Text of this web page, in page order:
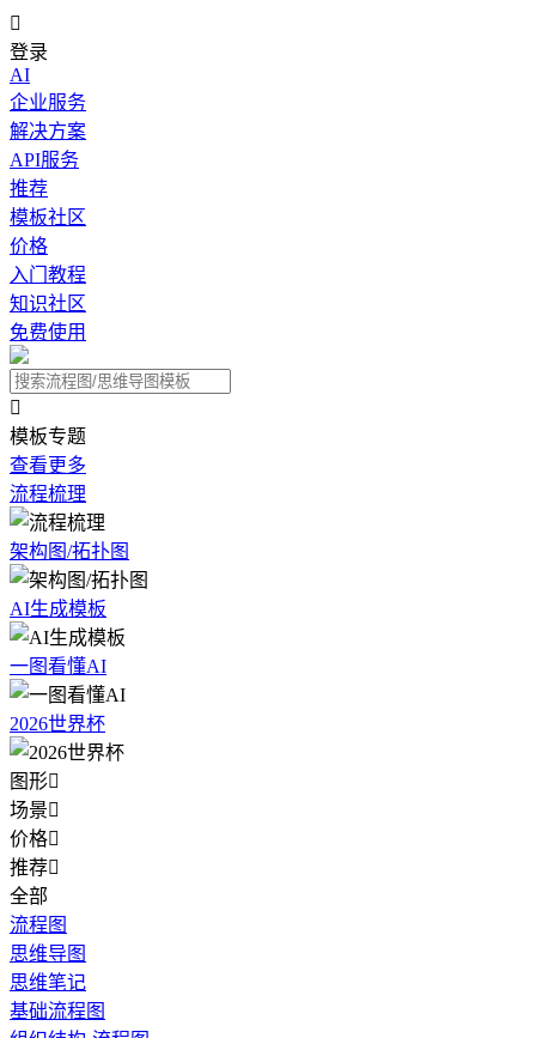

登录
AI
企业服务
解决方案
API服务
推荐
模板社区
价格
入门教程
知识社区
免费使用

模板专题
查看更多
流程梳理
架构图/拓扑图
AI生成模板
一图看懂AI
2026世界杯
图形
场景
价格
推荐
全部
流程图
思维导图
思维笔记
基础流程图